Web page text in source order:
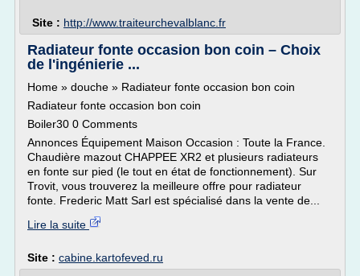
Site : http://www.traiteurchevalblanc.fr
Radiateur fonte occasion bon coin – Choix
de l'ingénierie ...
Home » douche » Radiateur fonte occasion bon coin
Radiateur fonte occasion bon coin
Boiler30 0 Comments
Annonces Équipement Maison Occasion : Toute la France.
Chaudière mazout CHAPPEE XR2 et plusieurs radiateurs
en fonte sur pied (le tout en état de fonctionnement). Sur
Trovit, vous trouverez la meilleure offre pour radiateur
fonte. Frederic Matt Sarl est spécialisé dans la vente de...
Lire la suite
Site : cabine.kartofeved.ru